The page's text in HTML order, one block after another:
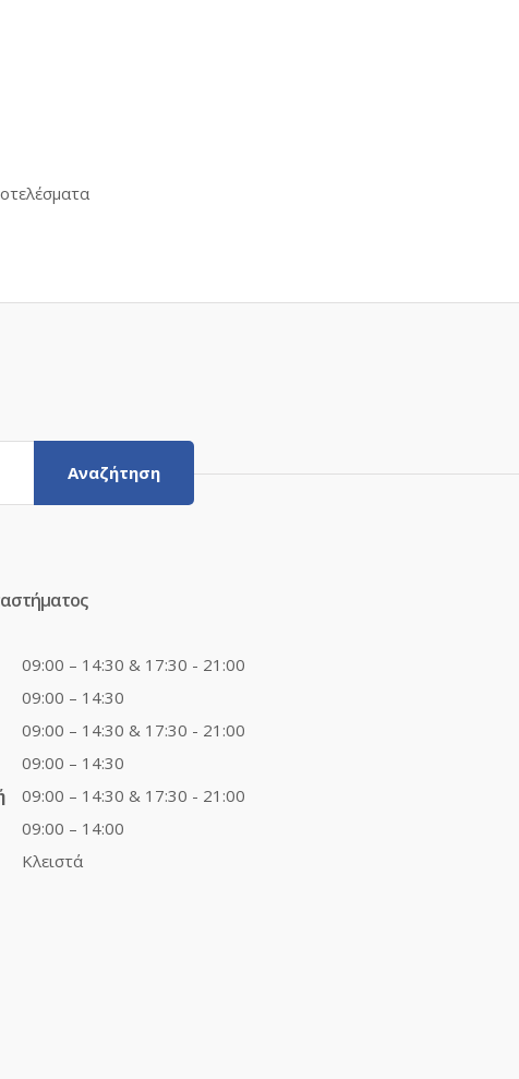
Sorted
Αναζήτηση
09:00 – 14:30 & 17:30 - 21:00
09:00 – 14:30
09:00 – 14:30 & 17:30 - 21:00
09:00 – 14:30
09:00 – 14:30 & 17:30 - 21:00
09:00 – 14:00
Κλειστά